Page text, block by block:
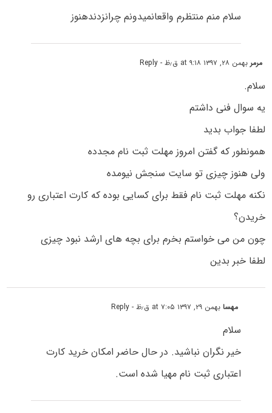
سلام منم منتظرم واقعانمیدونم چرانزدندهنوز
مرمر بهمن ۲۸, ۱۳۹۷ at ۹:۱۸ ق٫ظ - Reply
سلام.
یه سوال فنی داشتم
لطفا جواب بدید
همونطور که گفتن امروز مهلت ثبت نام مجدده
ولی هنوز چیزی تو سایت سنجش نیومده
نکنه مهلت ثبت نام فقط برای کسایی بوده که کارت اعتباری رو
خریدن؟
چون من می خواستم بخرم برای بچه های ارشد نبود چیزی
لطفا خبر بدین
مهسابهمن ۲۹, ۱۳۹۷ at ۷:۰۵ ق٫ظ - Reply
سلام
خیر نگران نباشید. در حال حاضر امکان خرید کارت
اعتباری ثبت نام مهیا شده است.